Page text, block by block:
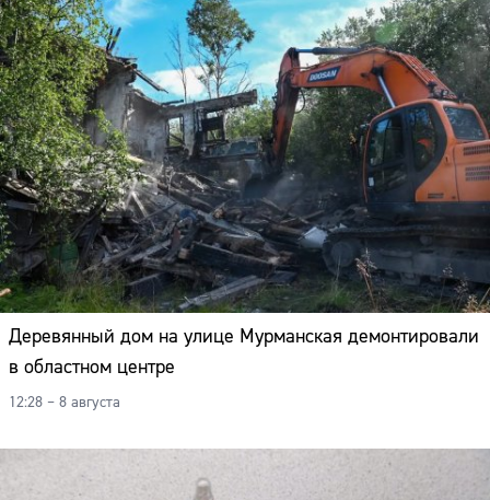
Деревянный дом на улице Мурманская демонтировали
в областном центре
12:28 – 8 августа